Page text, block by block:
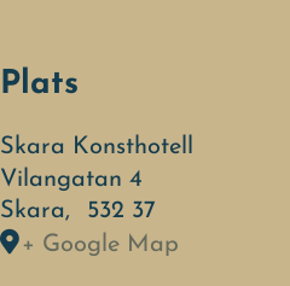
Plats
Skara Konsthotell
Vilangatan 4
Skara,
532 37
+ Google Map